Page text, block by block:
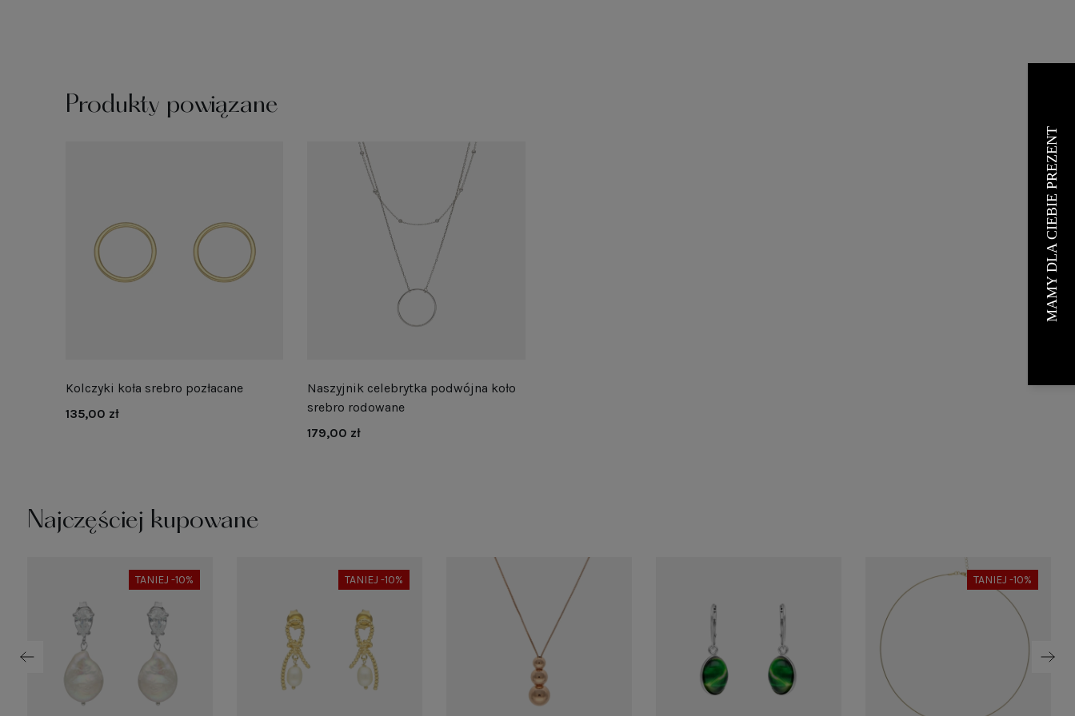
Produkty powiązane
Kolczyki koła srebro pozłacane
135,00 zł
Naszyjnik celebrytka podwójna koło
srebro rodowane
179,00 zł
Najczęściej kupowane
TANIEJ -10% TANIEJ -10% TANIEJ -10%